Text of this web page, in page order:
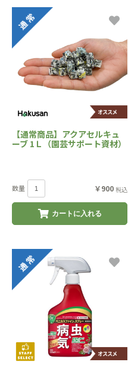
【通常商品】アクアセルキュ
ーブ 1Ｌ（園芸サポート資材）
数量 ￥900 税込
カートに入れる